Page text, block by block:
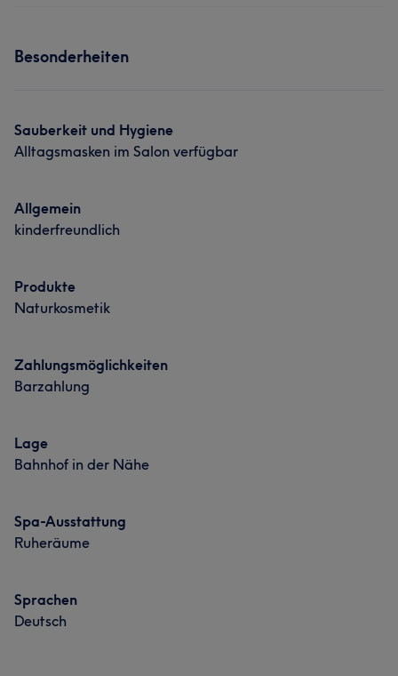
Besonderheiten
Sauberkeit und Hygiene
Alltagsmasken im Salon verfügbar
Allgemein
kinderfreundlich
Produkte
Naturkosmetik
Zahlungsmöglichkeiten
Barzahlung
Lage
Bahnhof in der Nähe
Spa-Ausstattung
Ruheräume
Sprachen
Deutsch